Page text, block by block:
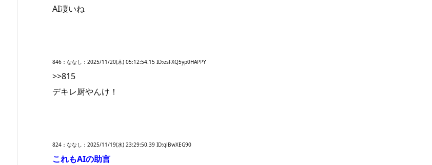
AI凄いね
846：ななし：2025/11/20(木) 05:12:54.15 ID:esFXQ5yp0HAPPY
>>815
デキレ厨やんけ！
824：ななし：2025/11/19(水) 23:29:50.39 ID:qlBwXEG90
これもAIの助言